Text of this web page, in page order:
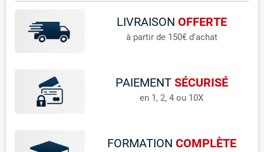
LIVRAISON OFFERTE
à partir de 150€ d'achat
PAIEMENT SÉCURISÉ
en 1, 2, 4 ou 10X
FORMATION COMPLÈTE